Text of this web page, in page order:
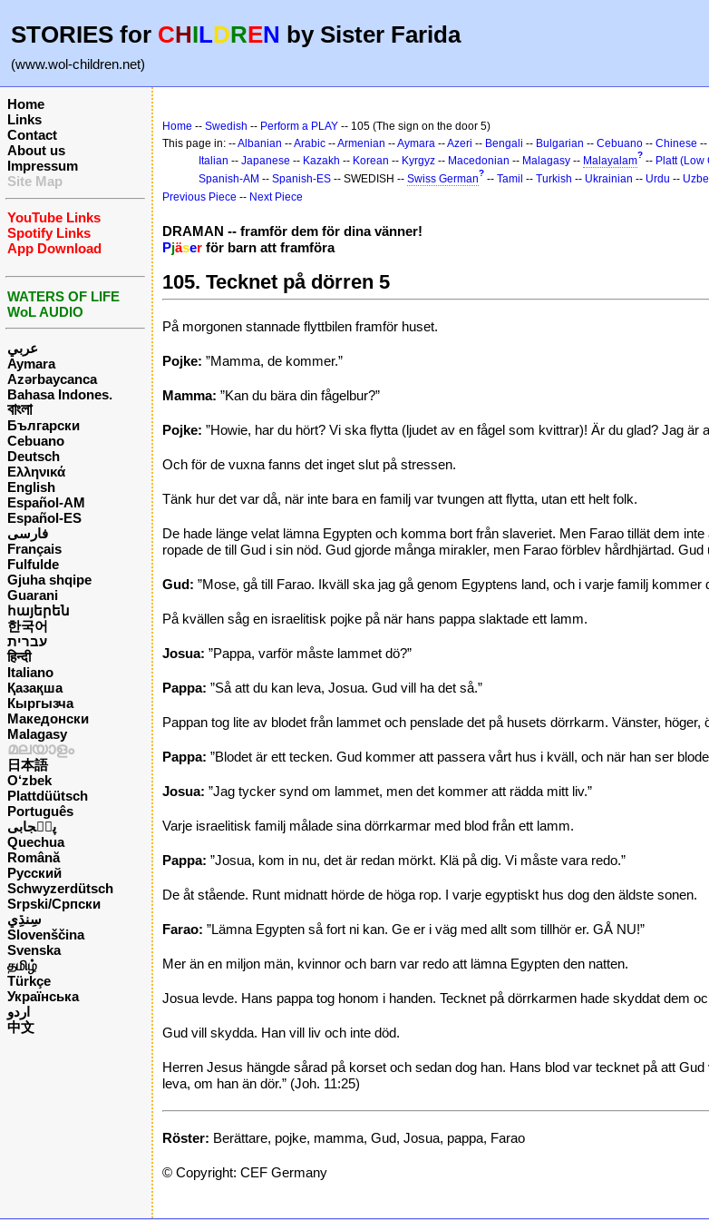
STORIES for CHILDREN by Sister Farida
(www.wol-children.net)
Home
Links
Contact
About us
Impressum
Site Map
YouTube Links
Spotify Links
App Download
WATERS OF LIFE
WoL AUDIO
عربي
Aymara
Azərbaycanca
Bahasa Indones.
বাংলা
Български
Cebuano
Deutsch
Ελληνικά
English
Español-AM
Español-ES
فارسی
Français
Fulfulde
Gjuha shqipe
Guarani
հայերեն
한국어
עברית
हिन्दी
Italiano
Қазақша
Кыргызча
Македонски
Malagasy
മലയാളം
日本語
O‘zbek
Plattdüütsch
Português
پن٘جابی
Quechua
Română
Русский
Schwyzerdütsch
Srpski/Српски
Slovenščina
Svenska
தமிழ்
Türkçe
Українська
اردو
中文
Home -- Swedish -- Perform a PLAY -- 105 (The sign on the door 5)
This page in: --Albanian --Arabic --Armenian --Aymara --Azeri -- Bengali -- Bulgarian -- Cebuano -- Chinese --
Italian -- Japanese -- Kazakh -- Korean -- Kyrgyz -- Macedonian -- Malagasy -- Malayalam? -- Platt (Low
Spanish-AM -- Spanish-ES -- SWEDISH -- Swiss German? -- Tamil -- Turkish -- Ukrainian -- Urdu --
Previous Piece -- Next Piece
DRAMAN -- framför dem för dina vänner!
Pjäser för barn att framföra
105. Tecknet på dörren 5
På morgonen stannade flyttbilen framför huset.
Pojke: ”Mamma, de kommer.”
Mamma: ”Kan du bära din fågelbur?”
Pojke: ”Howie, har du hört? Vi ska flytta (ljudet av en fågel som kvittrar)! Är du glad? Jag är
Och för de vuxna fanns det inget slut på stressen.
Tänk hur det var då, när inte bara en familj var tvungen att flytta, utan ett helt folk.
De hade länge velat lämna Egypten och komma bort från slaveriet. Men Farao tillät dem
ropade de till Gud i sin nöd. Gud gjorde många mirakler, men Farao förblev hårdhjärtad.
Gud: ”Mose, gå till Farao. Ikväll ska jag gå genom Egyptens land, och i varje familj kommer
På kvällen såg en israelitisk pojke på när hans pappa slaktade ett lamm.
Josua: ”Pappa, varför måste lammet dö?”
Pappa: ”Så att du kan leva, Josua. Gud vill ha det så.”
Pappan tog lite av blodet från lammet och penslade det på husets dörrkarm. Vänster, höger,
Pappa: ”Blodet är ett tecken. Gud kommer att passera vårt hus i kväll, och när han ser
Josua: ”Jag tycker synd om lammet, men det kommer att rädda mitt liv.”
Varje israelitisk familj målade sina dörrkarmar med blod från ett lamm.
Pappa: ”Josua, kom in nu, det är redan mörkt. Klä på dig. Vi måste vara redo.”
De åt stående. Runt midnatt hörde de höga rop. I varje egyptiskt hus dog den äldste sonen.
Farao: ”Lämna Egypten så fort ni kan. Ge er i väg med allt som tillhör er. GÅ NU!”
Mer än en miljon män, kvinnor och barn var redo att lämna Egypten den natten.
Josua levde. Hans pappa tog honom i handen. Tecknet på dörrkarmen hade skyddat dem
Gud vill skydda. Han vill liv och inte död.
Herren Jesus hängde sårad på korset och sedan dog han. Hans blod var tecknet på att
leva, om han än dör.” (Joh. 11:25)
Röster: Berättare, pojke, mamma, Gud, Josua, pappa, Farao
© Copyright: CEF Germany